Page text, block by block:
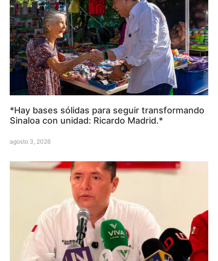
*Hay bases sólidas para seguir transformando
Sinaloa con unidad: Ricardo Madrid.*
agosto 3, 2026